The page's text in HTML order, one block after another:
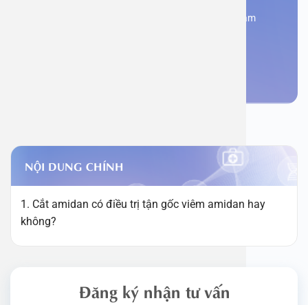
Đăng kí ngay để được các chuyên gia tư vấn và khám
NỘI DUNG CHÍNH
1. Cắt amidan có điều trị tận gốc viêm amidan hay
không?
Đăng ký nhận tư vấn